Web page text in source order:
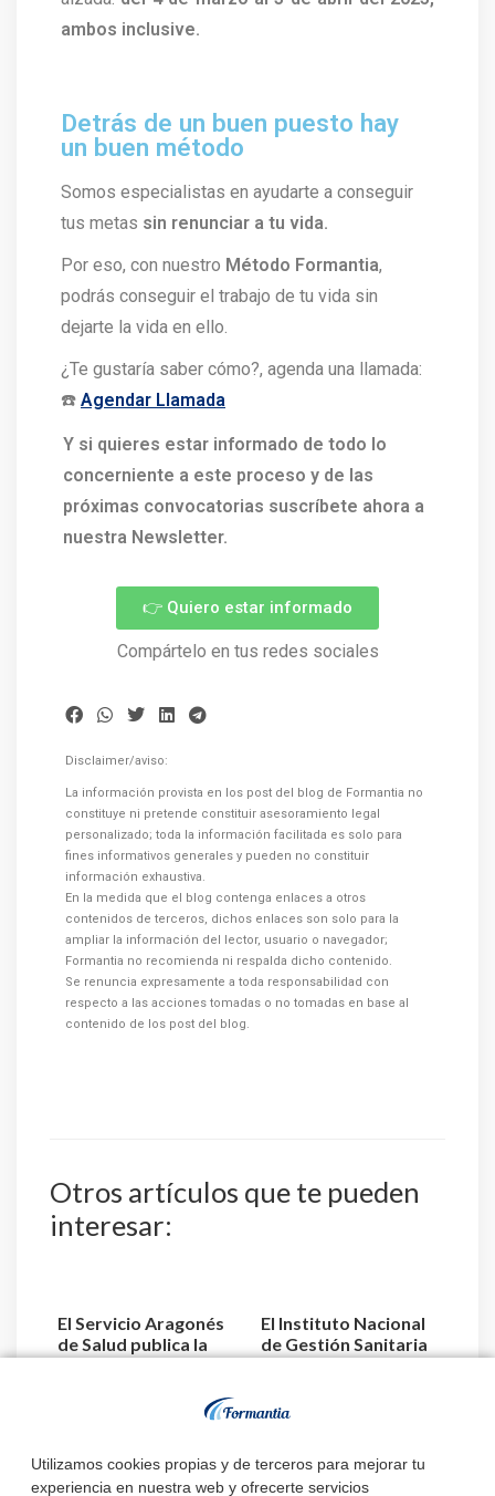
Utilizamos cookies propias y de terceros para mejorar tu
experiencia en nuestra web y ofrecerte servicios
ambos inclusive.
Detrás de un buen puesto hay
un buen método
Somos especialistas en ayudarte a conseguir
tus metas sin renunciar a tu vida.
Por eso, con nuestro Método Formantia,
podrás conseguir el trabajo de tu vida sin
dejarte la vida en ello.
¿Te gustaría saber cómo?, agenda una llamada:
☎️ Agendar Llamada
Y si quieres estar informado de todo lo
concerniente a este proceso y de las
próximas convocatorias suscríbete ahora a
nuestra Newsletter.
👉 Quiero estar informado
Compártelo en tus redes sociales
Disclaimer/aviso:
La información provista en los post del blog de Formantia no
constituye ni pretende constituir asesoramiento legal
personalizado; toda la información facilitada es solo para
fines informativos generales y pueden no constituir
información exhaustiva.
En la medida que el blog contenga enlaces a otros
contenidos de terceros, dichos enlaces son solo para la
ampliar la información del lector, usuario o navegador;
Formantia no recomienda ni respalda dicho contenido.
Se renuncia expresamente a toda responsabilidad con
respecto a las acciones tomadas o no tomadas en base al
contenido de los post del blog.
Otros artículos que te pueden
interesar:
El Servicio Aragonés
de Salud publica la
relación de aspiran...
El Instituto Nacional
de Gestión Sanitaria
aprueba la relaci...
convocatorias y
plazas de TCAE –